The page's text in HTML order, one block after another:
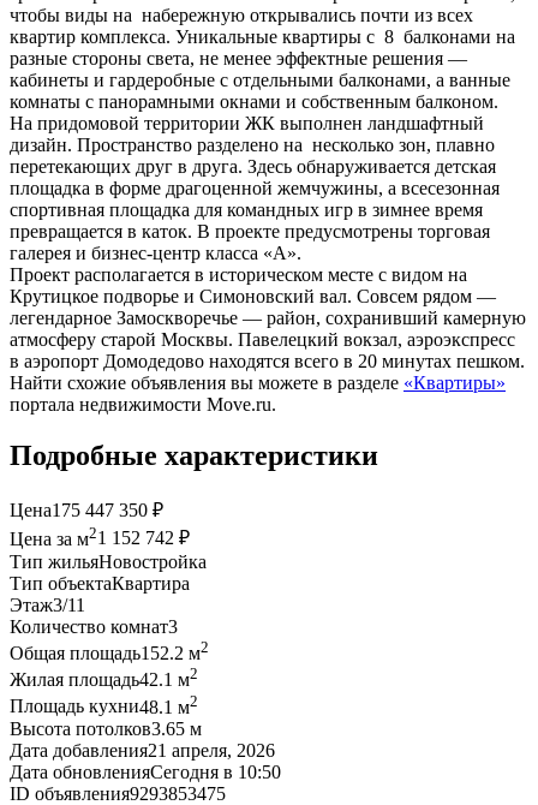
чтобы виды на набережную открывались почти из всех
квартир комплекса. Уникальные квартиры с 8 балконами на
разные стороны света, не менее эффектные решения —
кабинеты и гардеробные с отдельными балконами, а ванные
комнаты с панорамными окнами и собственным балконом.
На придомовой территории ЖК выполнен ландшафтный
дизайн. Пространство разделено на несколько зон, плавно
перетекающих друг в друга. Здесь обнаруживается детская
площадка в форме драгоценной жемчужины, а всесезонная
спортивная площадка для командных игр в зимнее время
превращается в каток. В проекте предусмотрены торговая
галерея и бизнес-центр класса «А».
Проект располагается в историческом месте с видом на
Крутицкое подворье и Симоновский вал. Совсем рядом —
легендарное Замоскворечье — район, сохранивший камерную
атмосферу старой Москвы. Павелецкий вокзал, аэроэкспресс
в аэропорт Домодедово находятся всего в 20 минутах пешком.
Найти схожие объявления вы можете в разделе «Квартиры»
портала недвижимости Move.ru.
Подробные характеристики
Цена175 447 350 ₽
Цена за м21 152 742 ₽
Тип жильяНовостройка
Тип объектаКвартира
Этаж3/11
Количество комнат3
Общая площадь152.2 м2
Жилая площадь42.1 м2
Площадь кухни48.1 м2
Высота потолков3.65 м
Дата добавления21 апреля, 2026
Дата обновленияСегодня в 10:50
ID объявления9293853475